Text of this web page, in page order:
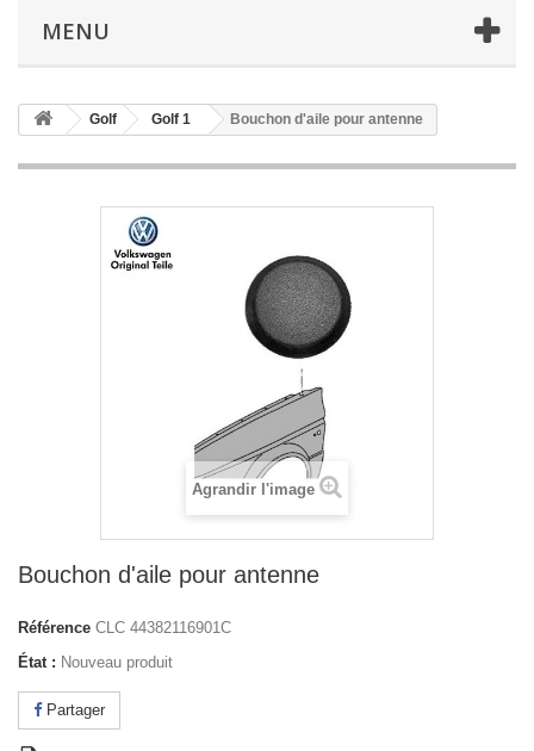
MENU
Golf Golf 1 Bouchon d'aile pour antenne
Agrandir l'image
Bouchon d'aile pour antenne
Référence CLC 44382116901C
État : Nouveau produit
Partager